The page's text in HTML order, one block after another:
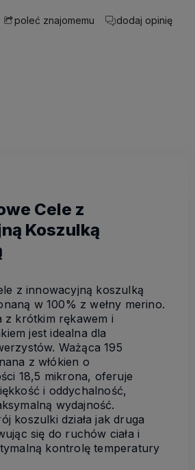
poleć znajomemu dodaj opinię
Cele z
Koszulką
z innowacyjną koszulką
w 100% z wełny merino.
z krótkim rękawem i
jest idealna dla
Ważąca 195
z włókien o
18,5 mikrona, oferuje
i oddychalność,
wydajność.
koszulki działa jak druga
się do ruchów ciała i
kontrolę temperatury